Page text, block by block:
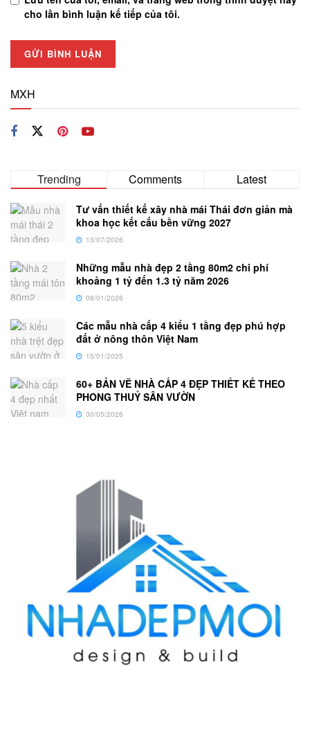
cho lần bình luận kế tiếp của tôi.
MXH
Trending Comments Latest
Tư vấn thiết kế xây nhà mái Thái đơn giản mà
khoa học kết cấu bền vững 2027
13/07/2026
Những mẫu nhà đẹp 2 tầng 80m2 chi phí
khoảng 1 tỷ đến 1.3 tỷ năm 2026
08/01/2026
Các mẫu nhà cấp 4 kiểu 1 tầng đẹp phú hợp
đất ở nông thôn Việt Nam
15/01/2025
60+ BẢN VẼ NHÀ CẤP 4 ĐẸP THIẾT KẾ THEO
PHONG THUỶ SÂN VƯỜN
30/05/2026